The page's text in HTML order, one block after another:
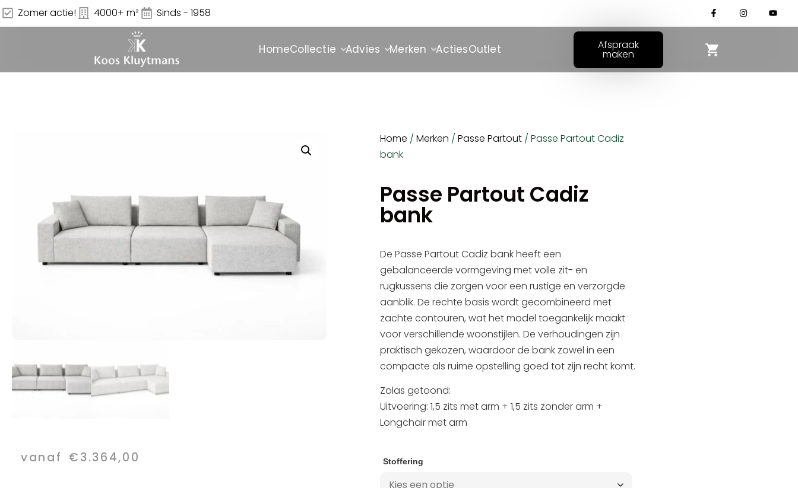
Zomer actie! 4000+ m² Sinds - 1958
HomeCollectie Advies Merken ActiesOutlet Afspraak
maken
vanaf €3.364,00
Home / Merken / Passe Partout / Passe Partout Cadiz
bank
Passe Partout Cadiz
bank
De Passe Partout Cadiz bank heeft een
gebalanceerde vormgeving met volle zit- en
rugkussens die zorgen voor een rustige en verzorgde
aanblik. De rechte basis wordt gecombineerd met
zachte contouren, wat het model toegankelijk maakt
voor verschillende woonstijlen. De verhoudingen zijn
praktisch gekozen, waardoor de bank zowel in een
compacte als ruime opstelling goed tot zijn recht komt.
Zolas getoond:
Uitvoering: 1,5 zits met arm + 1,5 zits zonder arm +
Longchair met arm
Stoffering